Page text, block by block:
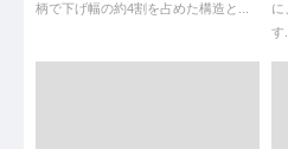
柄で下げ幅の約4割を占めた構造と...
に
す...